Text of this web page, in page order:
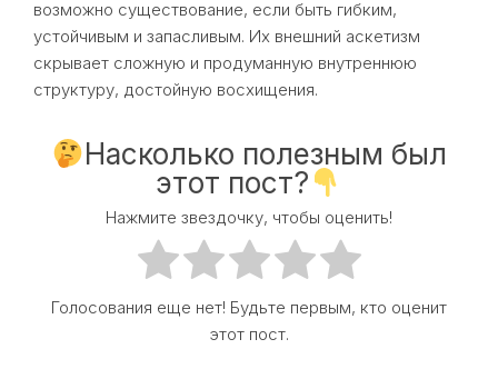
возможно существование, если быть гибким,
устойчивым и запасливым. Их внешний аскетизм
скрывает сложную и продуманную внутреннюю
структуру, достойную восхищения.
Насколько полезным был
этот пост?
Нажмите звездочку, чтобы оценить!
Голосования еще нет! Будьте первым, кто оценит
этот пост.